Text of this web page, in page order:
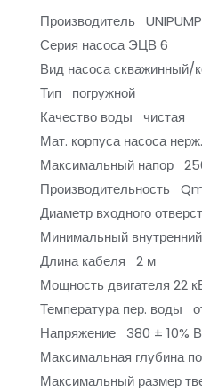
Производитель
Серия насоса ЭЦВ 6
Вид насоса скважинный/
Тип погружной
Качество воды чистая
Мат. корпуса насоса
Максимальный напор
Производительность
Диаметр входного
Минимальный
Длина кабеля 2 м
Мощность двигателя 22
Температура пер. воды
Напряжение 380 ± 10%
Максимальная глубина
Максимальный размер